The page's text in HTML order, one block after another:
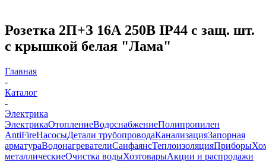
Розетка 2П+З 16А 250В IP44 с защ. шт.
с крышкой белая "Лама"
Главная
-
Каталог
-
Электрика
ЭлектрикаОтоплениеВодоснабжениеПолипропилен
AntiFireНасосыДетали трубопроводаКанализацияЗапорная
арматураВодонагревателиСанфаянсТеплоизоляцияПриборы
металлическиеОчистка водыХозтоварыАкции и распродажи